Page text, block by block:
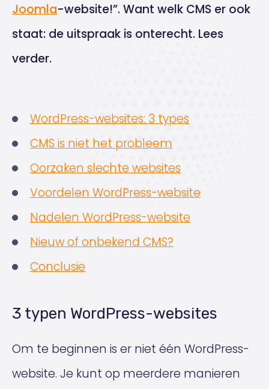
Joomla-website!”. Want welk CMS er ook
staat: de uitspraak is onterecht. Lees
verder.
WordPress-websites: 3 types
CMS is niet het probleem
Oorzaken slechte websites
Voordelen WordPress-website
Nadelen WordPress-website
Nieuw of onbekend CMS?
Conclusie
3 typen WordPress-websites
Om te beginnen is er niet één WordPress-
website. Je kunt op meerdere manieren